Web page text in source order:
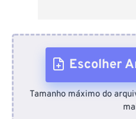
Escolher
Do
Tamanho máximo do